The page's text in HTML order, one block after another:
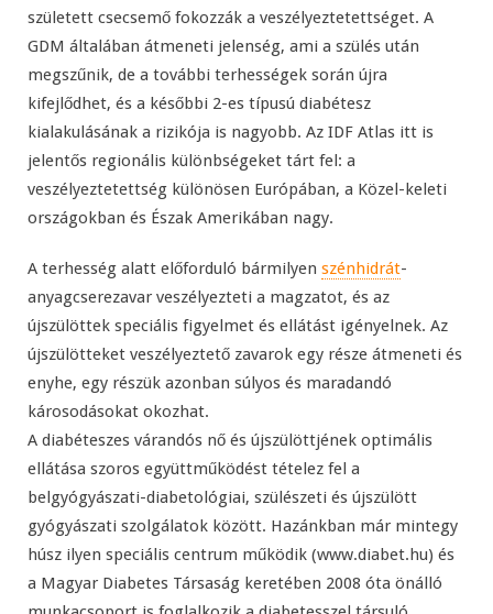
született csecsemő fokozzák a veszélyeztetettséget. A
GDM általában átmeneti jelenség, ami a szülés után
megszűnik, de a további terhességek során újra
kifejlődhet, és a későbbi 2-es típusú diabétesz
kialakulásának a rizikója is nagyobb. Az IDF Atlas itt is
jelentős regionális különbségeket tárt fel: a
veszélyeztetettség különösen Európában, a Közel-keleti
országokban és Észak Amerikában nagy.
A terhesség alatt előforduló bármilyen szénhidrát-
anyagcserezavar veszélyezteti a magzatot, és az
újszülöttek speciális figyelmet és ellátást igényelnek. Az
újszülötteket veszélyeztető zavarok egy része átmeneti és
enyhe, egy részük azonban súlyos és maradandó
károsodásokat okozhat.
A diabéteszes várandós nő és újszülöttjének optimális
ellátása szoros együttműködést tételez fel a
belgyógyászati-diabetológiai, szülészeti és újszülött
gyógyászati szolgálatok között. Hazánkban már mintegy
húsz ilyen speciális centrum működik (www.diabet.hu) és
a Magyar Diabetes Társaság keretében 2008 óta önálló